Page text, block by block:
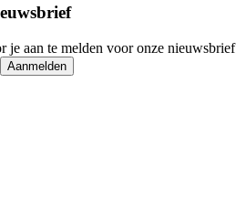
je aan te melden voor onze nieuwsbrief
Aanmelden